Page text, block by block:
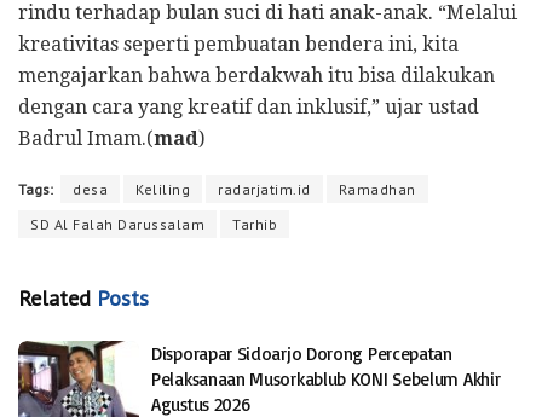
rindu terhadap bulan suci di hati anak-anak. “Melalui
kreativitas seperti pembuatan bendera ini, kita
mengajarkan bahwa berdakwah itu bisa dilakukan
dengan cara yang kreatif dan inklusif,” ujar ustad
Badrul Imam.(mad)
Tags: desa Keliling radarjatim.id
Ramadhan
SD Al Falah Darussalam
Tarhib
Related Posts
Disporapar Sidoarjo Dorong Percepatan
Pelaksanaan Musorkablub KONI Sebelum Akhir
Agustus 2026